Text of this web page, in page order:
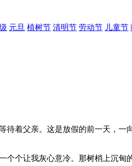
元旦 植树节 清明节 劳动节 儿童节
着父亲。这是放假的前一天，
个让我灰心意冷。那树梢上沉甸